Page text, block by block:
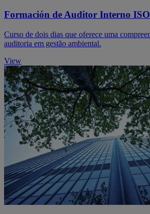
Formación de Auditor Interno
Curso de dois dias que oferece uma
auditoria em gestão ambiental.
View